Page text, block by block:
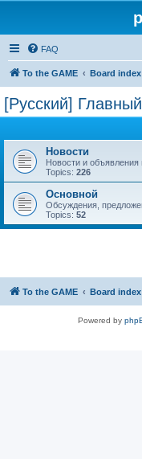
FAQ
To the GAME Board index
[Русский]
Новости
Новости и объявления
Topics: 226
Основной
Обсуждения,
Topics: 52
To the GAME Board index
Powered by